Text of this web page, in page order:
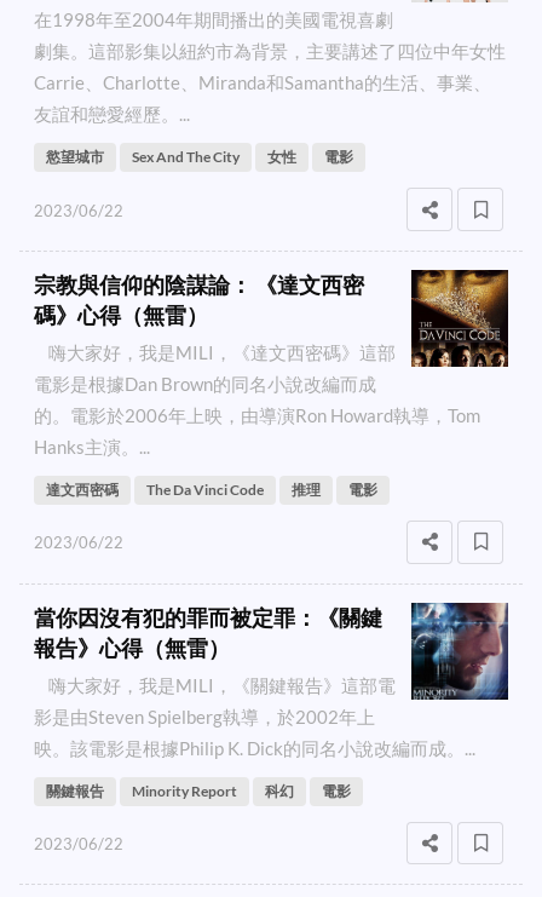
在1998年至2004年期間播出的美國電視喜劇
劇集。這部影集以紐約市為背景，主要講述了四位中年女性
Carrie、Charlotte、Miranda和Samantha的生活、事業、
友誼和戀愛經歷。...
慾望城市 Sex And The City 女性 電影
2023/06/22
宗教與信仰的陰謀論： 《達文西密
碼》心得（無雷）
嗨大家好，我是MILI，《達文西密碼》這部
電影是根據Dan Brown的同名小說改編而成
的。電影於2006年上映，由導演Ron Howard執導，Tom
Hanks主演。...
達文西密碼 The Da Vinci Code 推理 電影
2023/06/22
當你因沒有犯的罪而被定罪：《關鍵
報告》心得（無雷）
嗨大家好，我是MILI，《關鍵報告》這部電
影是由Steven Spielberg執導，於2002年上
映。該電影是根據Philip K. Dick的同名小說改編而成。...
關鍵報告 Minority Report 科幻 電影
2023/06/22